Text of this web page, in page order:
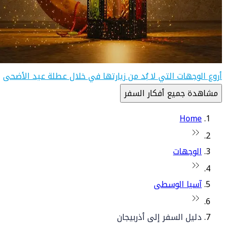
أروع الوجهات التي لا بُد من زيارتها في خلال عطلة عيد الأضحى
مشاهدة جميع أفكار السفر
Home
الوجهات
آسيا الوسطى
دليل السفر إلى أذربيجان